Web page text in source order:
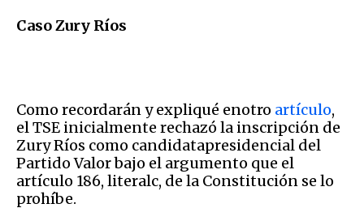
Caso Zury Ríos
Como recordarán y expliqué enotro artículo,
el TSE inicialmente rechazó la inscripción de
Zury Ríos como candidatapresidencial del
Partido Valor bajo el argumento que el
artículo 186, literalc, de la Constitución se lo
prohíbe.